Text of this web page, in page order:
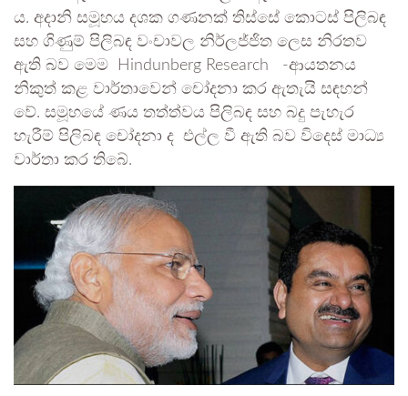
ය. අදානි සමූහය දශක ගණනක් තිස්සේ කොටස් පිලිබඳ
සහ ගිණුම් පිලිබඳ වංචාවල නිර්ලජ්ජිත ලෙස නිරතව
ඇති බව මෙම Hindunberg Research -ආයතනය
නිකුත් කළ වාර්තාවෙන් චෝදනා කර ඇතැයි සඳහන්
වේ. සමූහයේ ණය තත්ත්වය පිලිබඳ සහ බදු පැහැර
හැරීම් පිලිබඳ චෝදනා ද එල්ල වී ඇති බව විදෙස් මාධ්‍ය
වාර්තා කර තිබේ.